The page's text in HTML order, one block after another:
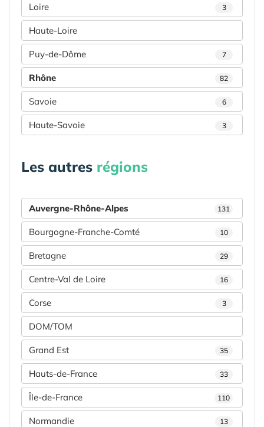
Loire 3
Haute-Loire
Puy-de-Dôme 7
Rhône 82
Savoie 6
Haute-Savoie 3
Les autres régions
Auvergne-Rhône-Alpes 131
Bourgogne-Franche-Comté 10
Bretagne 29
Centre-Val de Loire 16
Corse 3
DOM/TOM
Grand Est 35
Hauts-de-France 33
Île-de-France 110
Normandie 13